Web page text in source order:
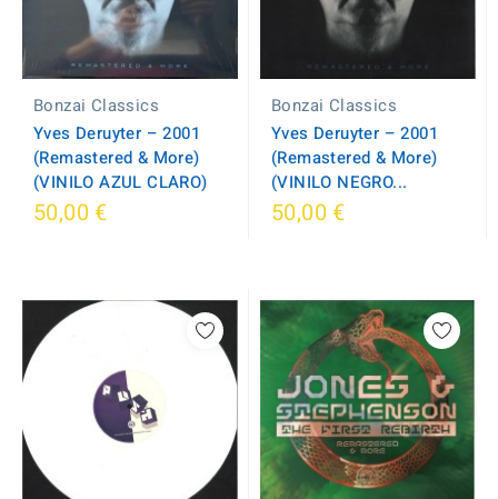
Bonzai Classics
Yves Deruyter ‎– 2001
(Remastered & More)
(VINILO AZUL CLARO)
50,00 €
Bonzai Classics
Yves Deruyter ‎– 2001
(Remastered & More)
(VINILO NEGRO...
50,00 €